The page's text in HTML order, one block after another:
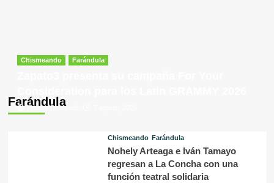
Farándula
Chismeando Farándula
Prensa Dateando
Chismeando Farándula
Nohely Arteaga e Iván Tamayo
regresan a La Concha con una
función teatral solidaria